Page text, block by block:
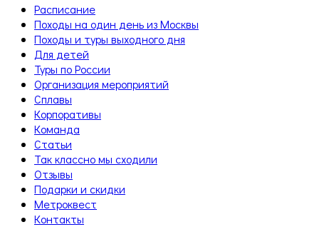
Расписание
Походы на один день из Москвы
Походы и туры выходного дня
Для детей
Туры по России
Организация мероприятий
Сплавы
Корпоративы
Команда
Статьи
Так классно мы сходили
Отзывы
Подарки и скидки
Метроквест
Контакты